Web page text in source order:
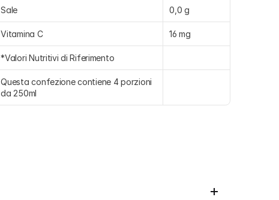
Sale 0,0 g
Vitamina C 16 mg
*Valori Nutritivi di Riferimento
Questa confezione contiene 4 porzioni
da 250ml